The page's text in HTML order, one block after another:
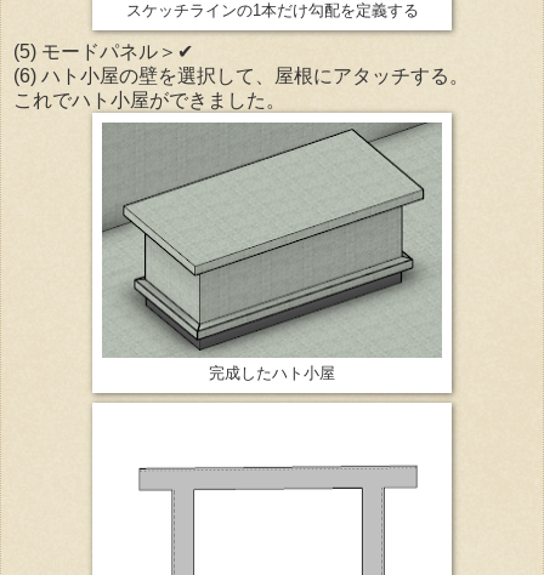
スケッチラインの1本だけ勾配を定義する
(5) モードパネル＞✔
(6) ハト小屋の壁を選択して、屋根にアタッチする。
これでハト小屋ができました。
完成したハト小屋